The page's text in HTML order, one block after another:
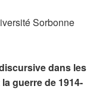
Sorbonne
dans les
guerre de 1914-